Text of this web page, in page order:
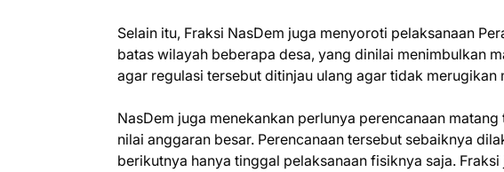
Selain itu, Fraksi NasDem juga menyoroti pelaksanaan
batas wilayah beberapa desa, yang dinilai menimbulkan
agar regulasi tersebut ditinjau ulang agar tidak merugikan
NasDem juga menekankan perlunya perencanaan
nilai anggaran besar. Perencanaan tersebut sebaiknya
berikutnya hanya tinggal pelaksanaan fisiknya saja.